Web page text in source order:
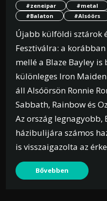
#zeneipar #metal
#Balaton
#Alsóörs
Újabb külföldi sztárok
Fesztiválra: a
mellé a Blaze Bayley is
különleges Iron
áll Alsóörsön Ronnie
Sabbath, Rainbow és
Az ország
házibulijára számos
is visszaigazolta az
Bővebben